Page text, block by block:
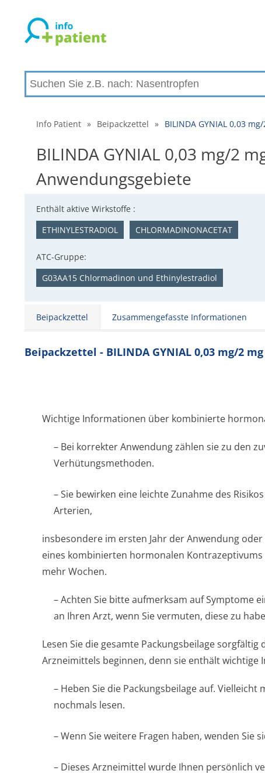
Info Patient » Beipackzettel » BILINDA GYNIAL 0,03
BILINDA GYNIAL 0,03 mg/2
Anwendungsgebiete
Enthält aktive Wirkstoffe :
ETHINYLESTRADIOL
CHLORMADINONACETAT
ATC-Gruppe:
G03AA15 Chlormadinon und Ethinylestradiol
Beipackzettel Zusammengefasste Informationen
Beipackzettel - BILINDA GYNIAL 0,03 mg/2
Wichtige Informationen über kombinierte
– Bei korrekter Anwendung zählen sie zu den
Verhütungsmethoden.
– Sie bewirken eine leichte Zunahme des
Arterien,
insbesondere im ersten Jahr der Anwendung
eines kombinierten hormonalen
mehr Wochen.
– Achten Sie bitte aufmerksam auf Symptome
an Ihren Arzt, wenn Sie vermuten, diese zu
Lesen Sie die gesamte Packungsbeilage
Arzneimittels beginnen, denn sie enthält wichtige
– Heben Sie die Packungsbeilage auf. Vielleicht
nochmals lesen.
– Wenn Sie weitere Fragen haben, wenden Sie
– Dieses Arzneimittel wurde Ihnen persönlich